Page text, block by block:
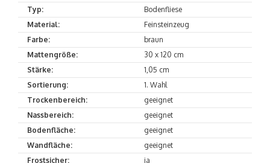
Typ:
Bodenfliese
Material:
Feinsteinzeug
Farbe:
braun
Mattengröße:
30 x 120 cm
Stärke:
1,05 cm
Sortierung:
1. Wahl
Trockenbereich:
geeignet
Nassbereich:
geeignet
Bodenfläche:
geeignet
Wandfläche:
geeignet
Frostsicher:
ja